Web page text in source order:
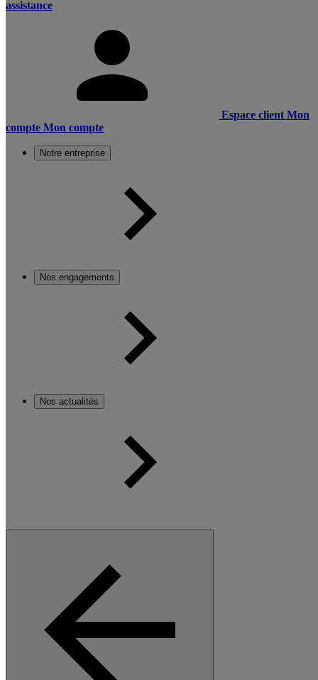
assistance
Espace client Mon
compte Mon compte
Notre entreprise
Nos engagements
Nos actualités